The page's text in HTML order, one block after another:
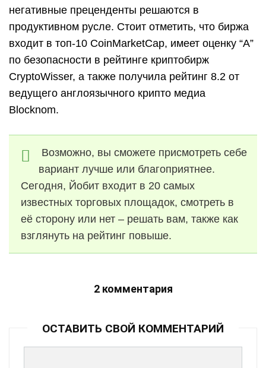
негативные преценденты решаются в
продуктивном русле. Стоит отметить, что биржа
входит в топ-10 CoinMarketCap, имеет оценку “А”
по безопасности в рейтинге криптобирж
CryptoWisser, а также получила рейтинг 8.2 от
ведущего англоязычного крипто медиа
Blocknom.
Возможно, вы сможете присмотреть себе
вариант лучше или благоприятнее.
Сегодня, Йобит входит в 20 самых
известных торговых площадок, смотреть в
её сторону или нет – решать вам, также как
взглянуть на рейтинг повыше.
2 комментария
ОСТАВИТЬ СВОЙ КОММЕНТАРИЙ